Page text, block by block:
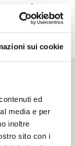
sui cookie
ed
media e per
inoltre
sito con i
In un
due